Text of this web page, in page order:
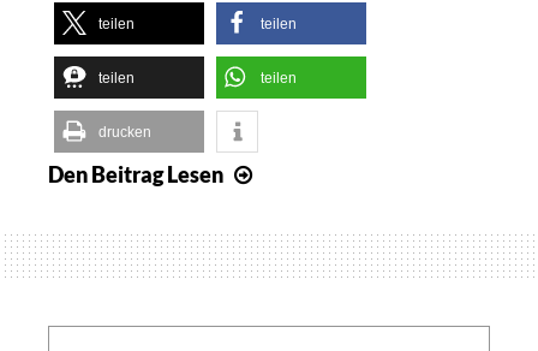
teilen teilen
teilen teilen
drucken
Den BeitragLesen
Golem
über
Arbeit